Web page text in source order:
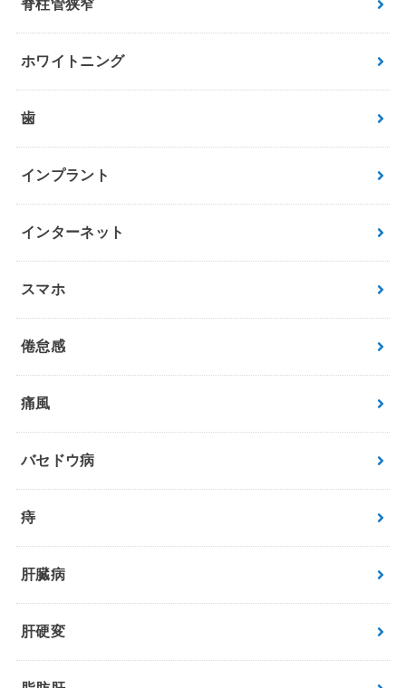
脊柱管狭窄
ホワイトニング
歯
インプラント
インターネット
スマホ
倦怠感
痛風
バセドウ病
痔
肝臓病
肝硬変